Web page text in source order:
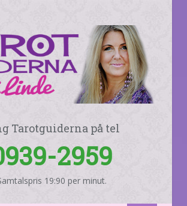
Tarotguiderna på tel
2959
19:90 per minut.